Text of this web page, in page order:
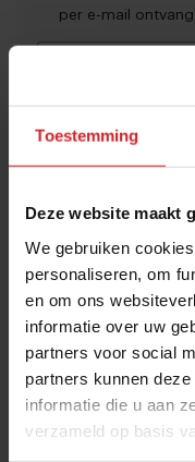
Toestemming
Deze website maakt
We gebruiken
personaliseren, om
en om ons
informatie over uw
partners voor social
partners kunnen
informatie die u aan
verzameld op basis
per e-mail
23
7